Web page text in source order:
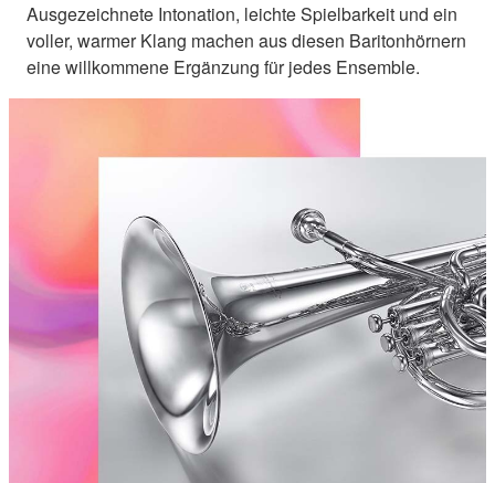
Ausgezeichnete Intonation, leichte Spielbarkeit und ein
voller, warmer Klang machen aus diesen Baritonhörnern
eine willkommene Ergänzung für jedes Ensemble.